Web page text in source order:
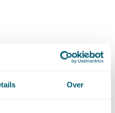
Over